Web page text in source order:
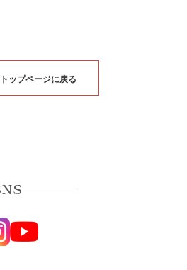
トップページに戻る